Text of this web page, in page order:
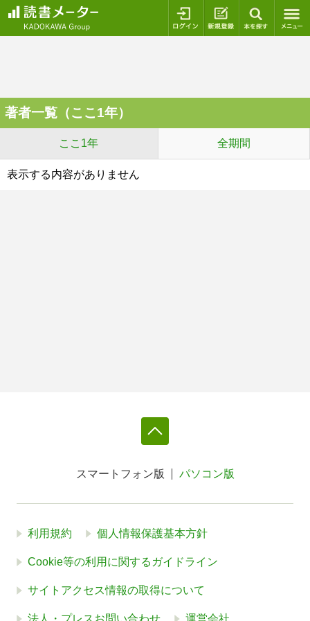
ログイン 新規登録
著者一覧（ここ1年）
ここ1年 全期間
表示する内容がありません
スマートフォン版 パソコン版
利用規約 個人情報保護基本方針
Cookie等の利用に関するガイドライン
サイトアクセス情報の取得について
法人・プレスお問い合わせ 運営会社